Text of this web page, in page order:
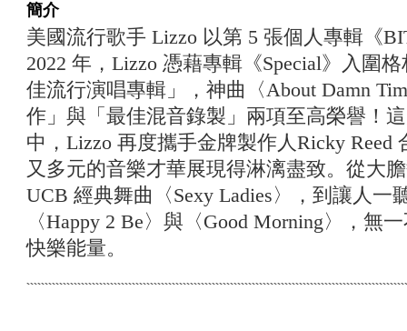
簡介
美國流行歌手 Lizzo 以第 5 張個人專輯《
2022 年，Lizzo 憑藉專輯《Special》入圍
佳流行演唱專輯」，神曲〈About Damn
作」與「最佳混音錄製」兩項至高榮譽！
中，Lizzo 再度攜手金牌製作人Ricky Reed
又多元的音樂才華展現得淋漓盡致。從大
UCB 經典舞曲〈Sexy Ladies〉，到讓人一
〈Happy 2 Be〉與〈Good Morning〉，無
快樂能量。